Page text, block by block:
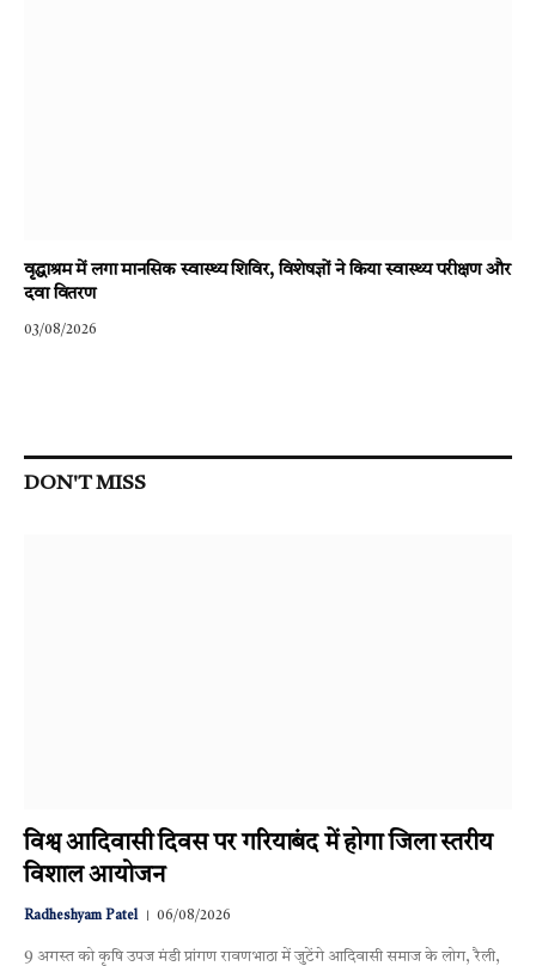
वृद्धाश्रम में लगा मानसिक स्वास्थ्य शिविर, विशेषज्ञों ने किया स्वास्थ्य परीक्षण और
दवा वितरण
03/08/2026
DON'T MISS
विश्व आदिवासी दिवस पर गरियाबंद में होगा जिला स्तरीय
विशाल आयोजन
Radheshyam Patel 06/08/2026
9 अगस्त को कृषि उपज मंडी प्रांगण रावणभाठा में जुटेंगे आदिवासी समाज के लोग, रैली,